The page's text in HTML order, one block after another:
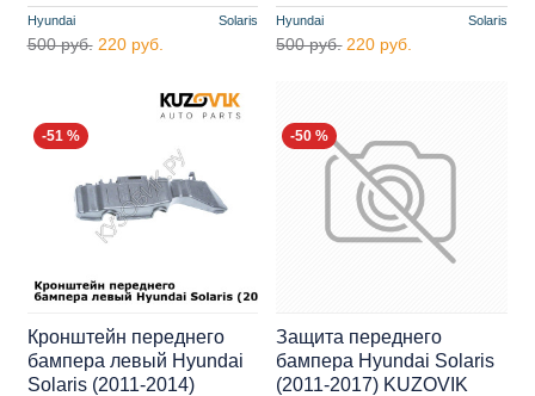
Hyundai Solaris
500 руб. 220 руб.
Hyundai Solaris
500 руб. 220 руб.
-51 %
Кронштейн переднего
бампера левый Hyundai
Solaris (2011-2014)
-50 %
Защита переднего
бампера Hyundai Solaris
(2011-2017) KUZOVIK